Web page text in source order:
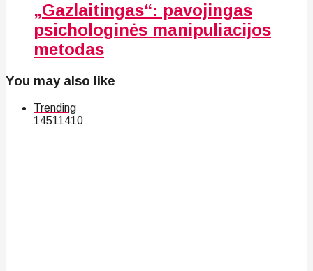
„Gazlaitingas“: pavojingas
psichologinės manipuliacijos
metodas
You may also like
Trending
14511410